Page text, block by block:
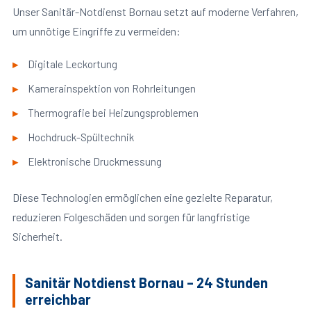
Unser Sanitär-Notdienst Bornau setzt auf moderne Verfahren,
um unnötige Eingriffe zu vermeiden:
Digitale Leckortung
Kamerainspektion von Rohrleitungen
Thermografie bei Heizungsproblemen
Hochdruck-Spültechnik
Elektronische Druckmessung
Diese Technologien ermöglichen eine gezielte Reparatur,
reduzieren Folgeschäden und sorgen für langfristige
Sicherheit.
Sanitär Notdienst Bornau – 24 Stunden
erreichbar